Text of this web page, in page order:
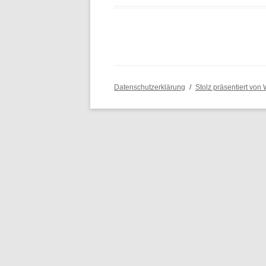
Datenschutzerklärung Stolz präsentiert von